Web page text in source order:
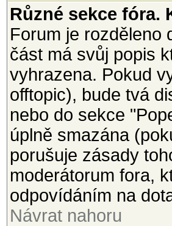
Různé sekce fóra.
Forum je rozděleno
část má svůj popis
vyhrazena. Pokud
offtopic), bude tvá
nebo do sekce
úplně smazána
porušuje zásady
moderátorum fora,
odpovídáním na
Návrat nahoru